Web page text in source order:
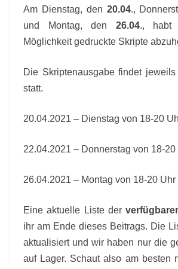
Am Dienstag, den 20.04.,
und Montag, den 26.04., habt
Möglichkeit gedruckte Skripte
Die Skriptenausgabe findet jeweils
statt.
20.04.2021 – Dienstag von 18-20
22.04.2021 – Donnerstag von 18-20
26.04.2021 – Montag von 18-20 Uhr
Eine aktuelle Liste der
ihr am Ende dieses Beitrags. Die
aktualisiert und wir haben nur die
auf Lager. Schaut also am besten